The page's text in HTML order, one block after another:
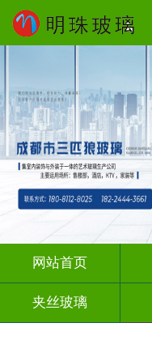
网站首页
夹丝玻璃